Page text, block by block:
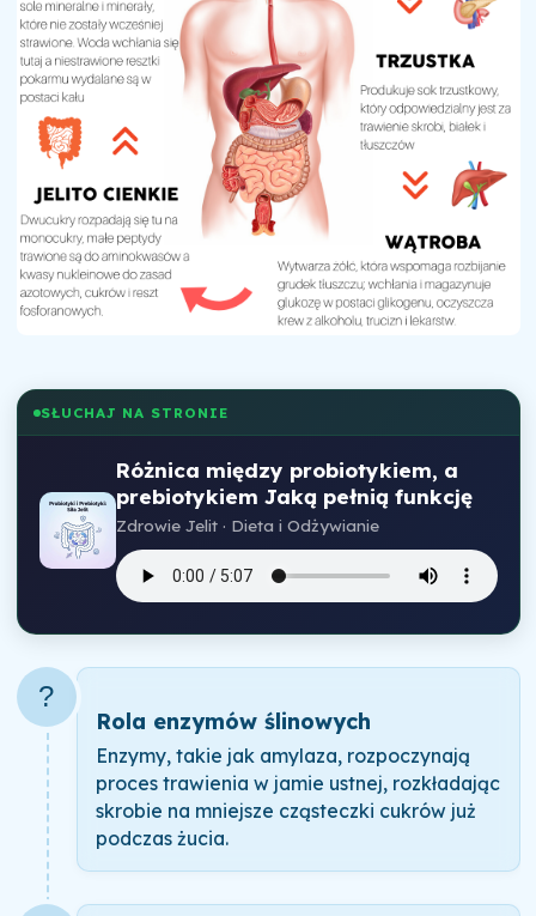
SŁUCHAJ NA STRONIE
Różnica między probiotykiem, a
prebiotykiem Jaką pełnią funkcję
Zdrowie Jelit · Dieta i Odżywianie
?
Rola enzymów ślinowych
Enzymy, takie jak amylaza, rozpoczynają
proces trawienia w jamie ustnej, rozkładając
skrobie na mniejsze cząsteczki cukrów już
podczas żucia.